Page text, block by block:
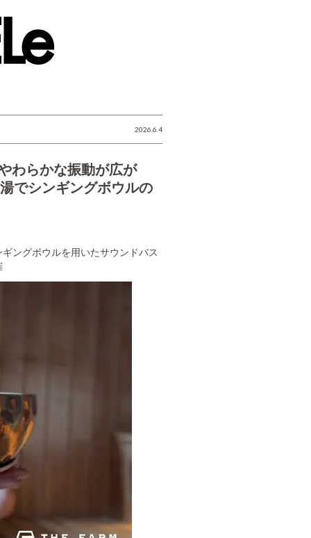
2026.6.4
わらかな振動が広が
でシンギングボウルの
ングボウルを用いたサウンドバス